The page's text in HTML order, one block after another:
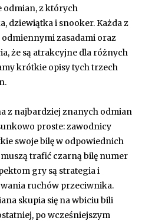
odmian, z których
dziewiątka i snooker. Każda z
zasadami oraz
że są atrakcyjne dla różnych
krótkie opisy tych trzech
z najbardziej znanych odmian
proste: zawodnicy
swoje bilę w odpowiednich
trafić czarną bilę numer
gry są strategia i
ruchów przeciwnika.
skupia się na wbiciu bili
po wcześniejszym